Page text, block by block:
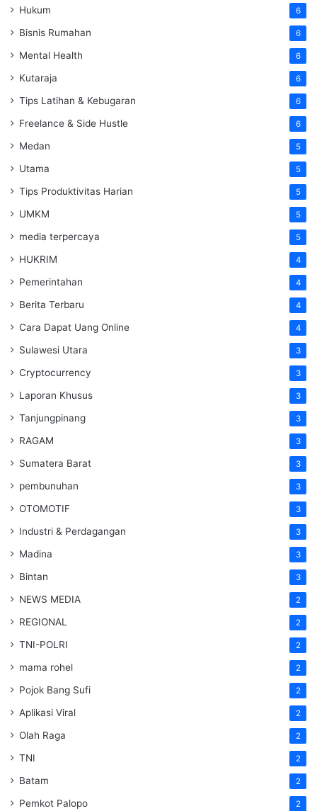
Hukum 6
Bisnis Rumahan 6
Mental Health 6
Kutaraja 6
Tips Latihan & Kebugaran 6
Freelance & Side Hustle 6
Medan 5
Utama 5
Tips Produktivitas Harian 5
UMKM 5
media terpercaya 5
HUKRIM 4
Pemerintahan 4
Berita Terbaru 4
Cara Dapat Uang Online 4
Sulawesi Utara 3
Cryptocurrency 3
Laporan Khusus 3
Tanjungpinang 3
RAGAM 3
Sumatera Barat 3
pembunuhan 3
OTOMOTIF 3
Industri & Perdagangan 3
Madina 3
Bintan 3
NEWS MEDIA 2
REGIONAL 2
TNI-POLRI 2
mama rohel 2
Pojok Bang Sufi 2
Aplikasi Viral 2
Olah Raga 2
TNI 2
Batam 2
Pemkot Palopo 2